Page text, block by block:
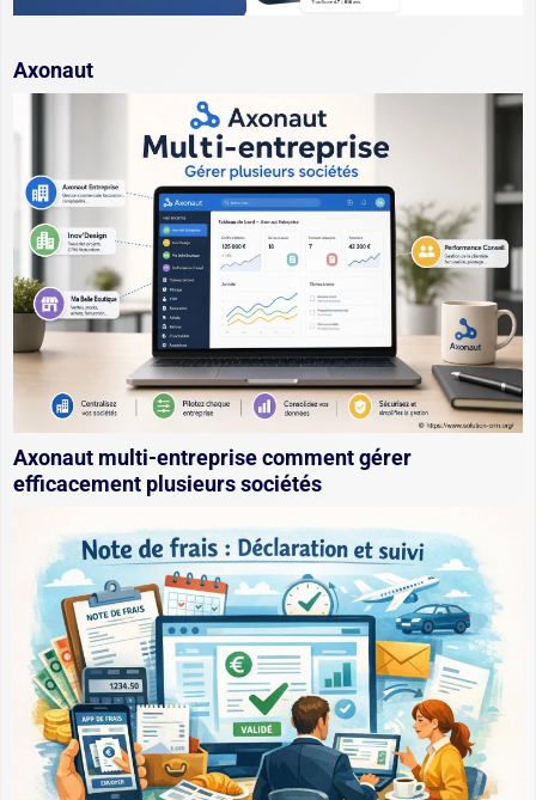
Axonaut
Axonaut multi-entreprise comment gérer
efficacement plusieurs sociétés